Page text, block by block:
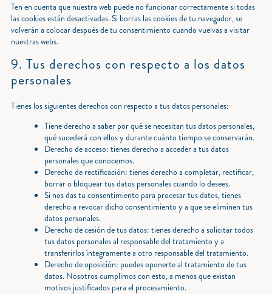
Ten en cuenta que nuestra web puede no funcionar correctamente si todas
las cookies están desactivadas. Si borras las cookies de tu navegador, se
volverán a colocar después de tu consentimiento cuando vuelvas a visitar
nuestras webs.
9. Tus derechos con respecto a los datos
personales
Tienes los siguientes derechos con respecto a tus datos personales:
Tiene derecho a saber por qué se necesitan tus datos personales,
qué sucederá con ellos y durante cuánto tiempo se conservarán.
Derecho de acceso: tienes derecho a acceder a tus datos
personales que conocemos.
Derecho de rectificación: tienes derecho a completar, rectificar,
borrar o bloquear tus datos personales cuando lo desees.
Si nos das tu consentimiento para procesar tus datos, tienes
derecho a revocar dicho consentimiento y a que se eliminen tus
datos personales.
Derecho de cesión de tus datos: tienes derecho a solicitar todos
tus datos personales al responsable del tratamiento y a
transferirlos íntegramente a otro responsable del tratamiento.
Derecho de oposición: puedes oponerte al tratamiento de tus
datos. Nosotros cumplimos con esto, a menos que existan
motivos justificados para el procesamiento.